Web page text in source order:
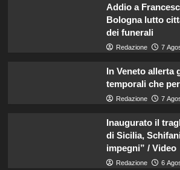
Cristian confessa
Soraya: “Ho
silenzio
Addio a
Bologna lutto
dei funerali
Redazione 7
In Veneto allerta
temporali che
Redazione 7
Inaugurato il
di Sicilia,
impegni” / Video
Redazione 6